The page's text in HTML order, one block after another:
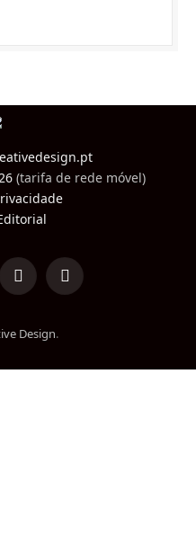
(tarifa de rede móvel)
InstagramTikTok
Design.